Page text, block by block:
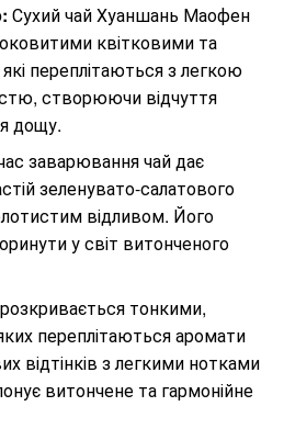
Сухий чай Хуаншань Маофен
квітковими та
переплітаються з легкою
створюючи відчуття
дощу.
заварювання чай дає
зеленувато-салатового
відливом. Його
у світ витонченого
тонкими,
переплітаються аромати
відтінків з легкими нотками
витончене та гармонійне